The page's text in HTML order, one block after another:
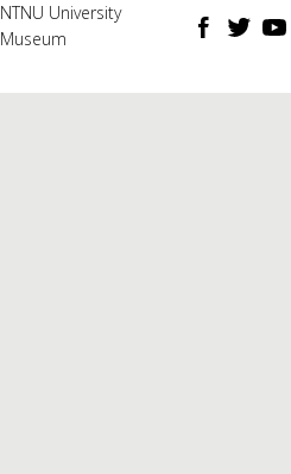
NTNU University
Museum